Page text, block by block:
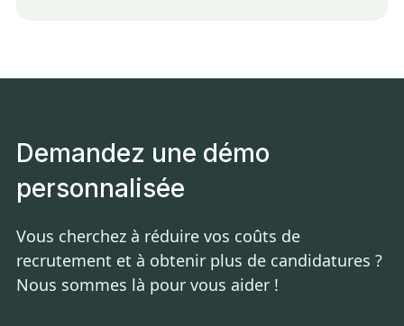
Demandez une démo
personnalisée
Vous cherchez à réduire vos coûts de
recrutement et à obtenir plus de candidatures ?
Nous sommes là pour vous aider !